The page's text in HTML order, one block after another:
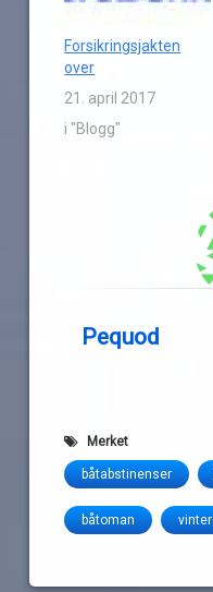
Forsikringsjakten
over
21. april 2017
i "Blogg"
Pequod
Merket
båtabstinenser
båtoman vinter